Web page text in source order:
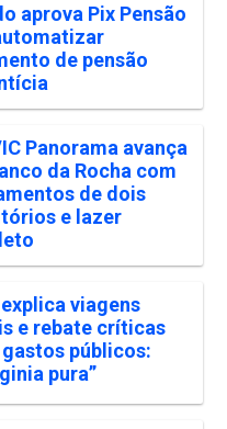
aprova Pix Pensão
de pensão
Panorama avança
da Rocha com
de dois
e lazer
viagens
e rebate críticas
públicos:
pura”